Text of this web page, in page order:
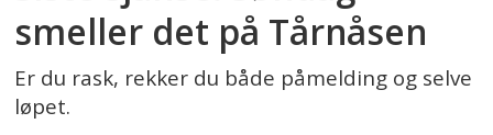
smeller det på Tårnåsen
Er du rask, rekker du både påmelding og selve
løpet.